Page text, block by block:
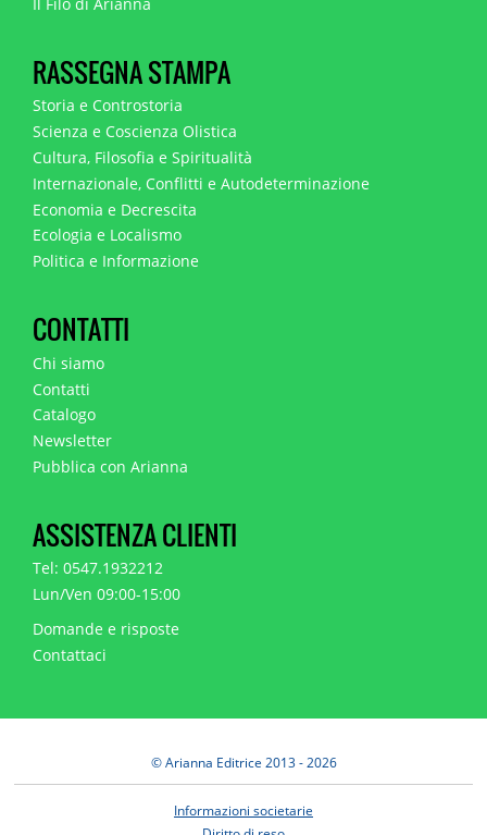
RASSEGNA STAMPA
Storia e Controstoria
Scienza e Coscienza Olistica
Cultura, Filosofia e Spiritualità
Internazionale, Conflitti e Autodeterminazione
Economia e Decrescita
Ecologia e Localismo
Politica e Informazione
CONTATTI
Chi siamo
Contatti
Catalogo
Newsletter
Pubblica con Arianna
ASSISTENZA CLIENTI
Tel: 0547.1932212
Lun/Ven 09:00-15:00
Domande e risposte
Contattaci
© Arianna Editrice 2013 - 2026
Informazioni societarie